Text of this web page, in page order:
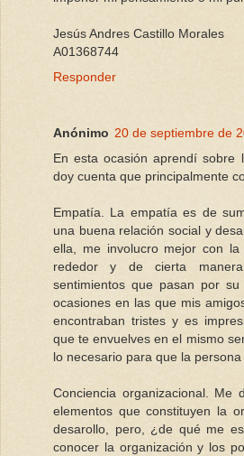
Jesús Andres Castillo Morales
A01368744
Responder
Anónimo 20 de septiembre de
En esta ocasión aprendí sobre
doy cuenta que principalmente
Empatía. La empatía es de
una buena relación social y
ella, me involucro mejor con
rededor y de cierta
sentimientos que pasan por
ocasiones en las que mis
encontraban tristes y es
que te envuelves en el mismo
lo necesario para que la persona
Conciencia organizacional. Me
elementos que constituyen la
desarollo, pero, ¿de qué me
conocer la organización y los